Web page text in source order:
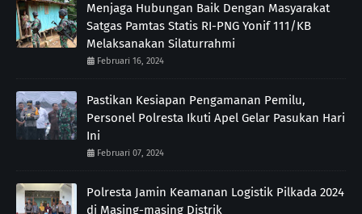
Menjaga Hubungan Baik Dengan Masyarakat
Satgas Pamtas Statis RI-PNG Yonif 111/KB
Melaksanakan Silaturrahmi
Februari 16, 2024
Pastikan Kesiapan Pengamanan Pemilu,
Personel Polresta Ikuti Apel Gelar Pasukan Hari
Ini
Februari 07, 2024
Polresta Jamin Keamanan Logistik Pilkada 2024
di Masing-masing Distrik